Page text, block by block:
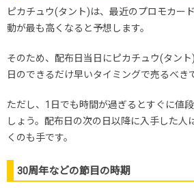
ピカチュウ(タント)は、最近のプロモカー
動が最も高くなると予想します。
そのため、配布日当日にピカチュウ(タン
日のできるだけ早いタイミングで売るべき
ただし、1日でも時間が過ぎるとすぐに値
しょう。配布日の次の日以降に入手した人
くのも手です。
30周年などの節目の時期